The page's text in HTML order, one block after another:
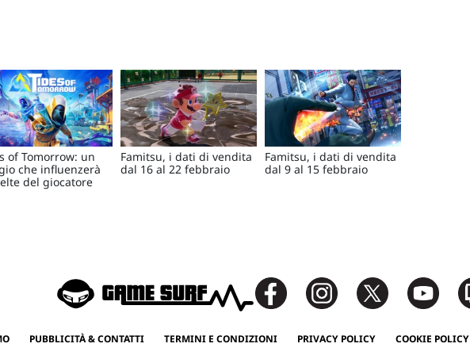
of Tomorrow: un
che influenzerà
del giocatore
Famitsu, i dati di vendita
dal 16 al 22 febbraio
Famitsu, i dati di vendita
dal 9 al 15 febbraio
PUBBLICITÀ & CONTATTI TERMINI E CONDIZIONI PRIVACY POLICY COOKIE POLICY